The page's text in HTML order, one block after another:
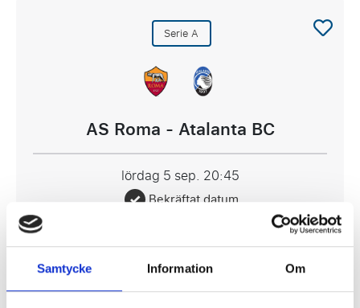
Samtycke Information Om
Serie A
AS Roma - Atalanta BC
lördag 5 sep. 20:45
Bekräftat datum
2537 SEK